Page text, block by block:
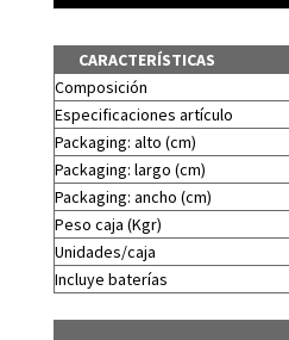
CARACTERÍSTICAS
Composición
Especificaciones artículo
Packaging: alto (cm)
Packaging: largo (cm)
Packaging: ancho (cm)
Peso caja (Kgr)
Unidades/caja
Incluye baterías